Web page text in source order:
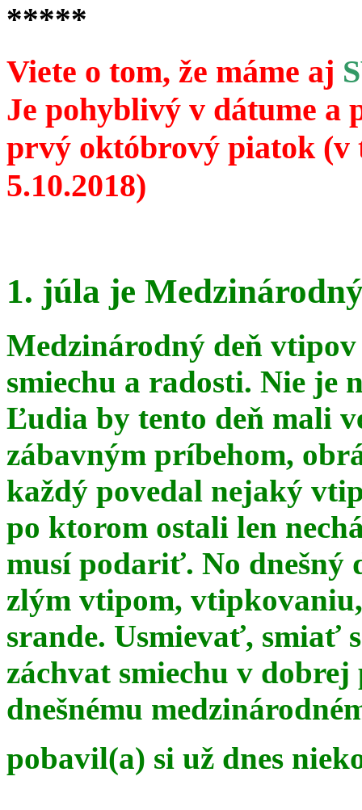
*****
Viete o tom, že máme aj
Je pohyblivý v dátume a
prvý októbrový piatok
5.10.2018)
1. júla je
Medzinárodný deň
smiechu a radosti. Nie je
Ľudia by tento deň mali
zábavným príbehom,
každý povedal nejaký
po ktorom ostali len
musí podariť. No dnešný
zlým vtipom,
srande. Usmievať, smiať
záchvat smiechu v
dnešnému
pobavil(a) si už dnes